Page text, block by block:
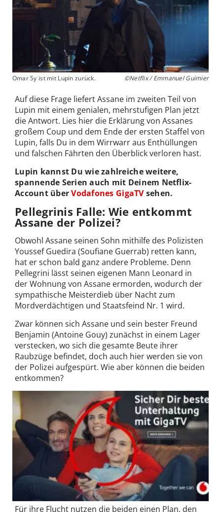
Omar Sy ist mit Lupin zurück. ©Netflix / Emmanuel Guimier
Auf diese Frage liefert Assane im zweiten Teil von
Lupin mit einem genialen, mehrstufigen Plan jetzt
die Antwort. Lies hier die Erklärung von Assanes
großem Coup und dem Ende der ersten Staffel von
Lupin, falls Du in dem Wirrwarr aus Enthüllungen
und falschen Fährten den Überblick verloren hast.
Lupin kannst Du wie zahlreiche weitere,
spannende Serien auch mit Deinem Netflix-
Account überVodafones GigaTVsehen.
Pellegrinis Falle: Wie entkommt
Assane der Polizei?
Obwohl Assane seinen Sohn mithilfe des Polizisten
Youssef Guedira (Soufiane Guerrab) retten kann,
hat er schon bald ganz andere Probleme. Denn
Pellegrini lässt seinen eigenen Mann Leonard in
der Wohnung von Assane ermorden, wodurch der
sympathische Meisterdieb über Nacht zum
Mordverdächtigen und Staatsfeind Nr. 1 wird.
Zwar können sich Assane und sein bester Freund
Benjamin (Antoine Gouy) zunächst in einem Lager
verstecken, wo sich die gesamte Beute ihrer
Raubzüge befindet, doch auch hier werden sie von
der Polizei aufgespürt. Wie aber können die beiden
entkommen?
Für ihre Flucht nutzen die beiden einen Plan, den